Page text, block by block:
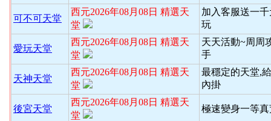
可不可天堂
西元2026年08月08日 精選天
堂
加入客服送一
玩
愛玩天堂
西元2026年08月08日 精選天
堂
天天活動~周周
手
天神天堂
西元2026年08月08日 精選天
堂
最穩定的天堂,
內掛
後宮天堂
西元2026年08月08日 精選天
堂
極速變身一等